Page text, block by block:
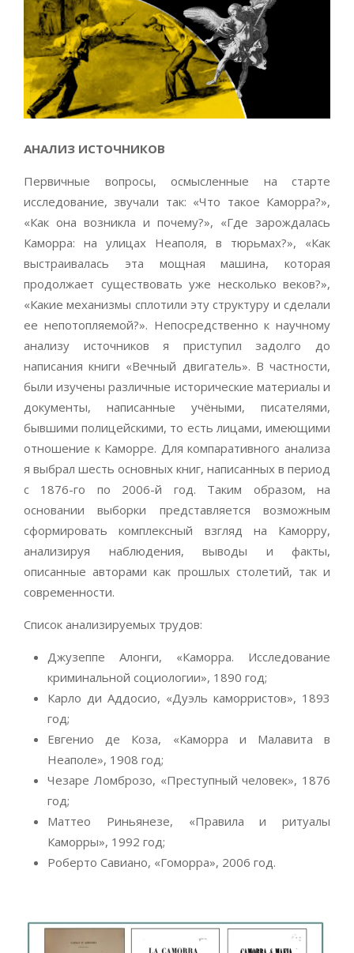
АНАЛИЗ ИСТОЧНИКОВ
Первичные вопросы, осмысленные на старте
исследование, звучали так: «Что такое Каморра?»,
«Как она возникла и почему?», «Где зарождалась
Каморра: на улицах Неаполя, в тюрьмах?», «Как
выстраивалась эта мощная машина, которая
продолжает существовать уже несколько веков?»,
«Какие механизмы сплотили эту структуру и сделали
ее непотопляемой?». Непосредственно к научному
анализу источников я приступил задолго до
написания книги «Вечный двигатель». В частности,
были изучены различные исторические материалы и
документы, написанные учёными, писателями,
бывшими полицейскими, то есть лицами, имеющими
отношение к Каморре. Для компаративного анализа
я выбрал шесть основных книг, написанных в период
с 1876-го по 2006-й год. Таким образом, на
основании выборки представляется возможным
сформировать комплексный взгляд на Каморру,
анализируя наблюдения, выводы и факты,
описанные авторами как прошлых столетий, так и
современности.
Список анализируемых трудов:
Джузеппе Алонги, «Каморра. Исследование
криминальной социологии», 1890 год;
Карло ди Аддосио, «Дуэль каморристов», 1893
год;
Евгенио де Коза, «Каморра и Малавита в
Неаполе», 1908 год;
Чезаре Ломброзо, «Преступный человек», 1876
год;
Маттео Риньянезе, «Правила и ритуалы
Каморры», 1992 год;
Роберто Савиано, «Гоморра», 2006 год.